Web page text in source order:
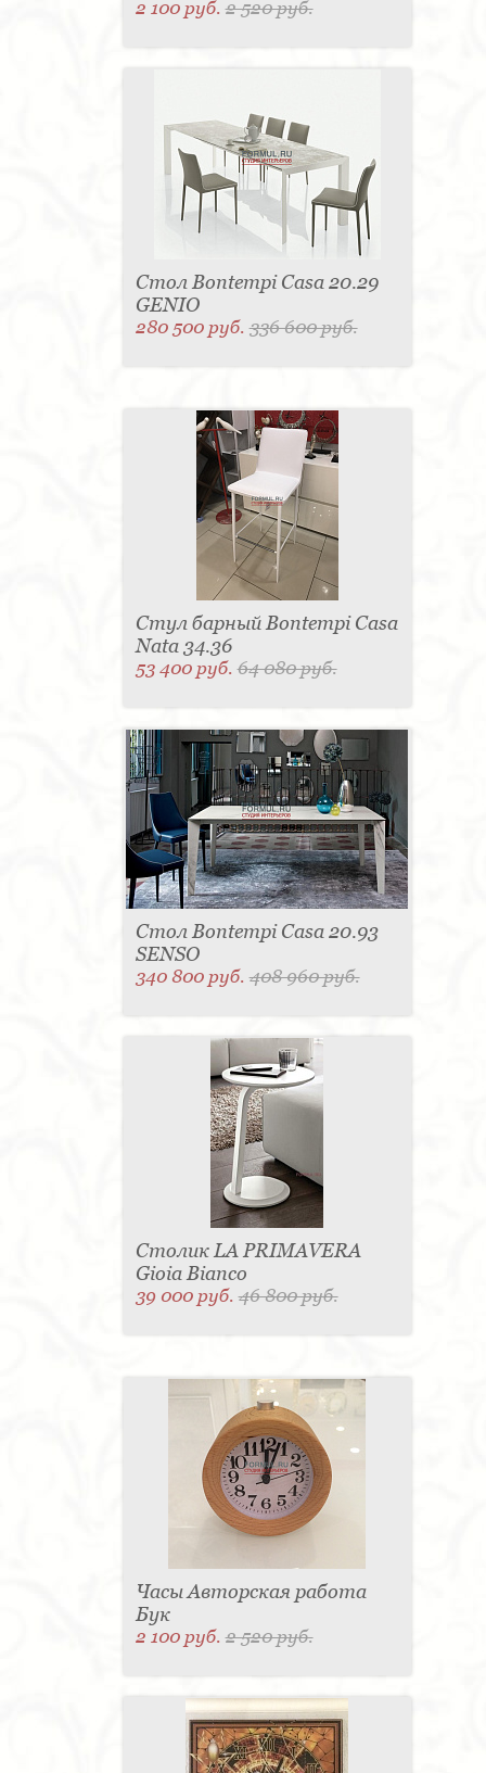
2 100 руб.2 520 руб.
Стол Bontempi Casa 20.29
GENIO
280 500 руб.336 600 руб.
Стул барный Bontempi Casa
Nata 34.36
53 400 руб.64 080 руб.
Стол Bontempi Casa 20.93
SENSO
340 800 руб.408 960 руб.
Столик LA PRIMAVERA
Gioia Bianco
39 000 руб.46 800 руб.
Часы Авторская работа
Бук
2 100 руб.2 520 руб.